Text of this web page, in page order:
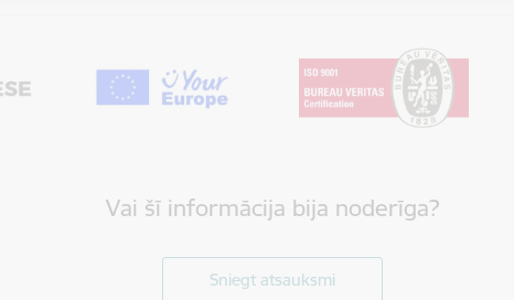
Vai šī informācija bija noderīga?
Sniegt atsauksmi